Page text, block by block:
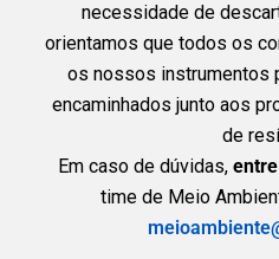
necessidade de
orientamos que todos os
os nossos instrumentos
encaminhados junto aos
de
Em caso de dúvidas,
time de Meio